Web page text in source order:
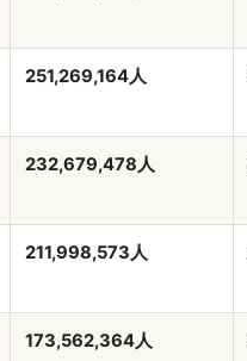
251,269,164人
232,679,478人
211,998,573人
173,562,364人